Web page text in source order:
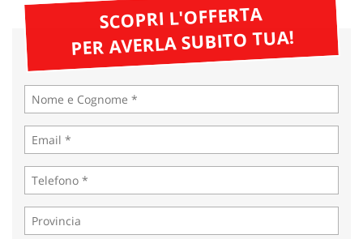
SCOPRI L'OFFERTA
PER AVERLA SUBITO TUA!
Cookie necessari
Cookie delle preferenze
Cookie per il miglioramento dell'esperienza utente
Cookie analitici